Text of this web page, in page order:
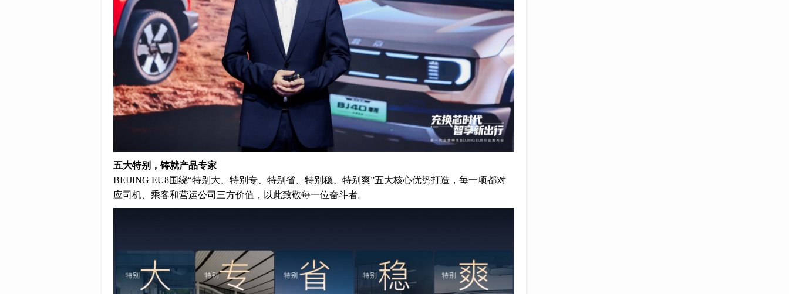
五大特别，铸就产品专家
BEIJING EU8围绕“特别大、特别专、特别省、特别稳、特别爽”五大核心优势打造，每一项都对
应司机、乘客和营运公司三方价值，以此致敬每一位奋斗者。